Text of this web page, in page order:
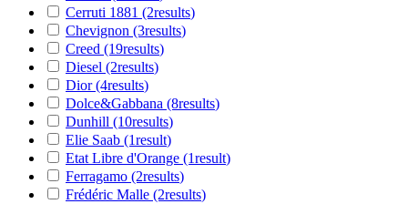
Cerruti 1881 (2results)
Chevignon (3results)
Creed (19results)
Diesel (2results)
Dior(4results)
Dolce&Gabbana (8results)
Dunhill (10results)
Elie Saab (1result)
Etat Libre d'Orange (1result)
Ferragamo (2results)
Frédéric Malle (2results)